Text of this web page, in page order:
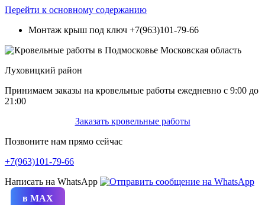
Перейти к основному содержанию
Монтаж крыш под ключ +7(963)101-79-66
Луховицкий район
Принимаем заказы на кровельные работы ежедневно c 9:00 до
21:00
Заказать кровельные работы
Позвоните нам прямо сейчас
+7(963)101-79-66
Написать на WhatsApp
в MAX